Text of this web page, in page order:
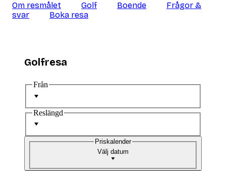
Om resmålet Golf Boende
Frågor &
svar
Boka resa
Golfresa
Från
Reslängd
Välj datum
Priskalender